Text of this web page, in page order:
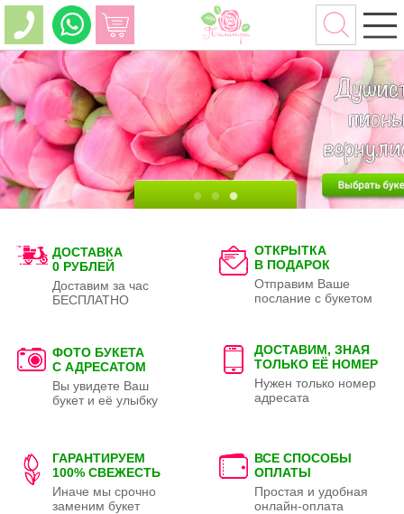
ДОСТАВКА
0 РУБЛЕЙ
Доставим за час
БЕСПЛАТНО
ОТКРЫТКА
В ПОДАРОК
Отправим Ваше
послание с букетом
ФОТО БУКЕТА
С АДРЕСАТОМ
Вы увидете Ваш
букет и её улыбку
ДОСТАВИМ, ЗНАЯ
ТОЛЬКО ЕЁ НОМЕР
Нужен только номер
адресата
ГАРАНТИРУЕМ
100% СВЕЖЕСТЬ
Иначе мы срочно
заменим букет
ВСЕ СПОСОБЫ
ОПЛАТЫ
Простая и удобная
онлайн-оплата